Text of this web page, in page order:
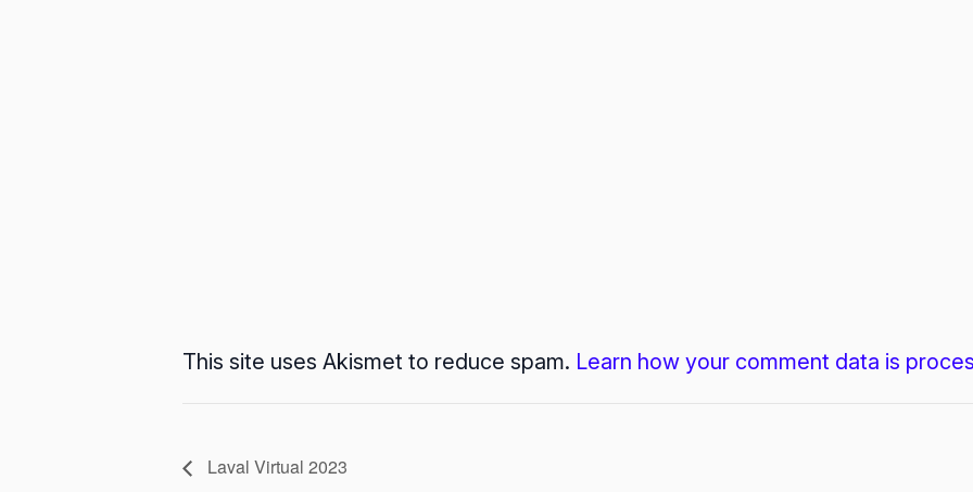
This site uses Akismet to reduce spam. Learn how your comment data is
Laval Virtual 2023